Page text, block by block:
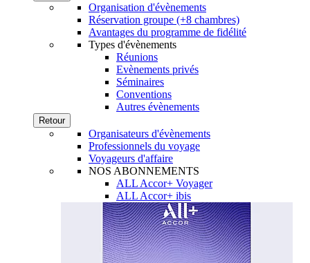
Organisation d'évènements
Réservation groupe (+8 chambres)
Avantages du programme de fidélité
Types d'évènements
Réunions
Evènements privés
Séminaires
Conventions
Autres évènements
Retour
Organisateurs d'évènements
Professionnels du voyage
Voyageurs d'affaire
NOS ABONNEMENTS
ALL Accor+ Voyager
ALL Accor+ ibis